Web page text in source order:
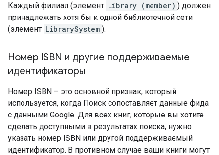
Каждый филиал (элемент Library (member) ) должен
принадлежать хотя бы к одной библиотечной сети
(элемент LibrarySystem ).
Номер ISBN и другие поддерживаемые
идентификаторы
Номер ISBN – это основной признак, который
используется, когда Поиск сопоставляет данные фида
с данными Google. Для всех книг, которые вы хотите
сделать доступными в результатах поиска, нужно
указать номер ISBN или другой поддерживаемый
идентификатор. В противном случае ваши книги могут